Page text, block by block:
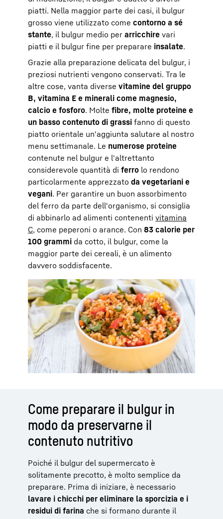
piatti. Nella maggior parte dei casi, il bulgur
grosso viene utilizzato come contorno a sé
stante, il bulgur medio per arricchire vari
piatti e il bulgur fine per preparare insalate.
Grazie alla preparazione delicata del bulgur, i
preziosi nutrienti vengono conservati. Tra le
altre cose, vanta diverse vitamine del gruppo
B, vitamina E e minerali come magnesio,
calcio e fosforo. Molte fibre, molte proteine e
un basso contenuto di grassi fanno di questo
piatto orientale un'aggiunta salutare al nostro
menu settimanale. Le numerose proteine
contenute nel bulgur e l'altrettanto
considerevole quantità di ferro lo rendono
particolarmente apprezzato da vegetariani e
vegani. Per garantire un buon assorbimento
del ferro da parte dell'organismo, si consiglia
di abbinarlo ad alimenti contenenti vitamina
C, come peperoni o arance. Con 83 calorie per
100 grammi da cotto, il bulgur, come la
maggior parte dei cereali, è un alimento
davvero soddisfacente.
Come preparare il bulgur in
modo da preservarne il
contenuto nutritivo
Poiché il bulgur del supermercato è
solitamente precotto, è molto semplice da
preparare. Prima di iniziare, è necessario
lavare i chicchi per eliminare la sporcizia e i
residui di farina che si formano durante il